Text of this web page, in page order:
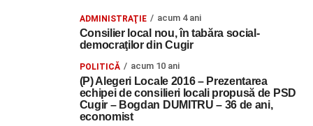
ADMINISTRAŢIE acum 4 ani
Consilier local nou, în tabăra social-
democraţilor din Cugir
POLITICĂ acum 10 ani
(P) Alegeri Locale 2016 – Prezentarea
echipei de consilieri locali propusă de PSD
Cugir – Bogdan DUMITRU – 36 de ani,
economist